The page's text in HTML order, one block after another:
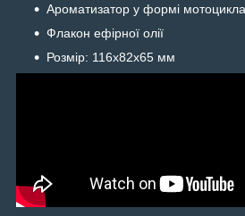
Ароматизатор у формі мотоцикла
Флакон ефірної олії
Розмір: 116х82х65 мм